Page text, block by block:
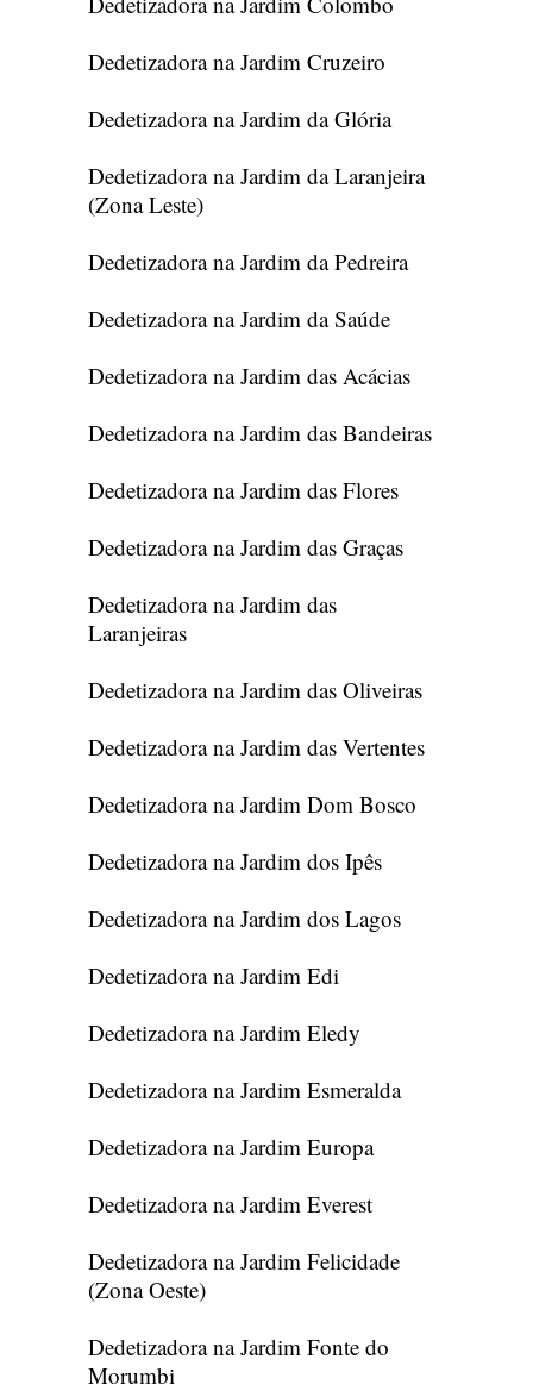
Dedetizadora na Jardim Cruzeiro
Dedetizadora na Jardim da Glória
Dedetizadora na Jardim da Laranjeira
(Zona Leste)
Dedetizadora na Jardim da Pedreira
Dedetizadora na Jardim da Saúde
Dedetizadora na Jardim das Acácias
Dedetizadora na Jardim das Bandeiras
Dedetizadora na Jardim das Flores
Dedetizadora na Jardim das Graças
Dedetizadora na Jardim das
Laranjeiras
Dedetizadora na Jardim das Oliveiras
Dedetizadora na Jardim das Vertentes
Dedetizadora na Jardim Dom Bosco
Dedetizadora na Jardim dos Ipês
Dedetizadora na Jardim dos Lagos
Dedetizadora na Jardim Edi
Dedetizadora na Jardim Eledy
Dedetizadora na Jardim Esmeralda
Dedetizadora na Jardim Europa
Dedetizadora na Jardim Everest
Dedetizadora na Jardim Felicidade
(Zona Oeste)
Dedetizadora na Jardim Fonte do
Morumbi